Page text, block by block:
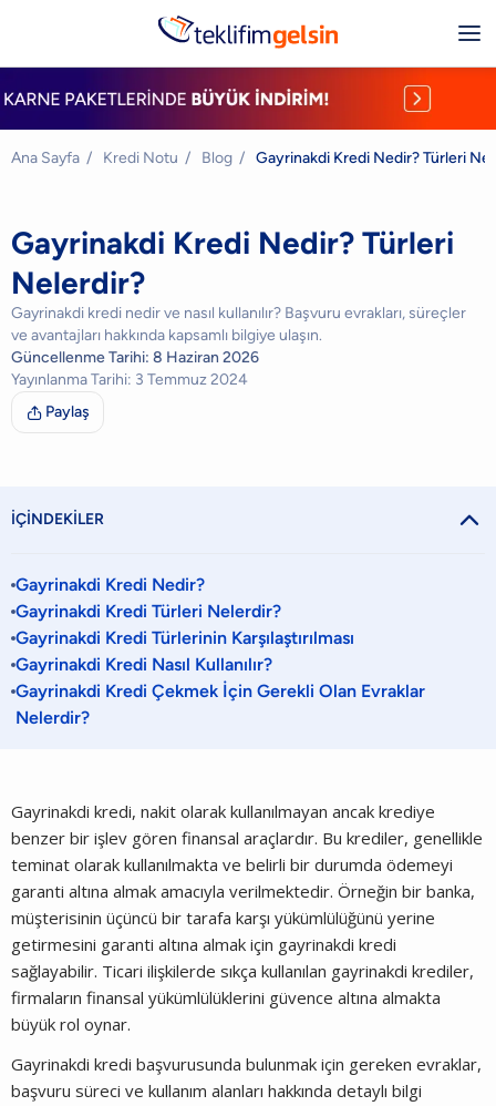
Ana Sayfa / Kredi Notu / Blog / Gayrinakdi Kredi Nedir? Türleri
Gayrinakdi Kredi Nedir? Türleri
Nelerdir?
Gayrinakdi kredi nedir ve nasıl kullanılır? Başvuru evrakları, süreçler
ve avantajları hakkında kapsamlı bilgiye ulaşın.
Güncellenme Tarihi: 8 Haziran 2026
Yayınlanma Tarihi: 3 Temmuz 2024
 Paylaş
İÇİNDEKİLER 
Gayrinakdi Kredi Nedir?
Gayrinakdi Kredi Türleri Nelerdir?
Gayrinakdi Kredi Türlerinin Karşılaştırılması
Gayrinakdi Kredi Nasıl Kullanılır?
Gayrinakdi Kredi Çekmek İçin Gerekli Olan Evraklar
Nelerdir?
Gayrinakdi kredi, nakit olarak kullanılmayan ancak krediye
benzer bir işlev gören finansal araçlardır. Bu krediler, genellikle
teminat olarak kullanılmakta ve belirli bir durumda ödemeyi
garanti altına almak amacıyla verilmektedir. Örneğin bir banka,
müşterisinin üçüncü bir tarafa karşı yükümlülüğünü yerine
getirmesini garanti altına almak için gayrinakdi kredi
sağlayabilir. Ticari ilişkilerde sıkça kullanılan gayrinakdi krediler,
firmaların finansal yükümlülüklerini güvence altına almakta
büyük rol oynar.
Gayrinakdi kredi başvurusunda bulunmak için gereken evraklar,
başvuru süreci ve kullanım alanları hakkında detaylı bilgi